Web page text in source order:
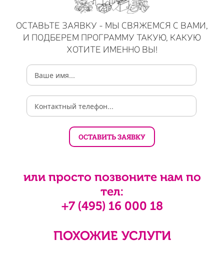
ОСТАВЬТЕ ЗАЯВКУ - МЫ СВЯЖЕМСЯ С ВАМИ,
И ПОДБЕРЕМ ПРОГРАММУ ТАКУЮ, КАКУЮ
ХОТИТЕ ИМЕННО ВЫ!
или просто позвоните нам по
тел:
+7 (495) 16 000 18
ПОХОЖИЕ УСЛУГИ